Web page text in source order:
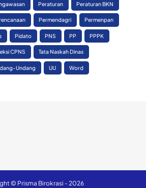
Peraturan Peraturan BKN
Permendagri Permenpan
Pidato PNS PP PPPK
CPNS Tata Naskah Dinas
Undang UU Word
© Prisma Birokrasi - 2026